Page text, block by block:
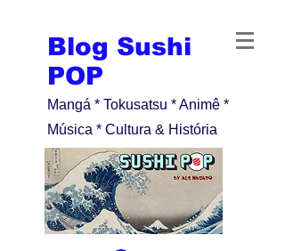
Blog Sushi
POP
Mangá * Tokusatsu * Animê *
Música * Cultura & História